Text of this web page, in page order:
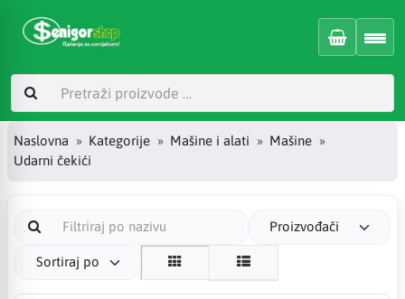
Naslovna Kategorije Mašine i alati
Mašine
Udarni čekići
Proizvođači
Sortiraj po